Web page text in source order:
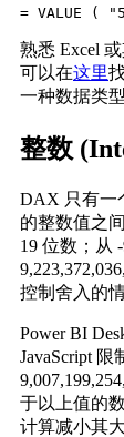
= VALUE (
熟悉 Excel
可以在这里
一种数据类
整数
DAX 只有一
的整数值之
19 位数；从 -
控制舍入的
Power BI
JavaScript
于以上值的
计算减小其